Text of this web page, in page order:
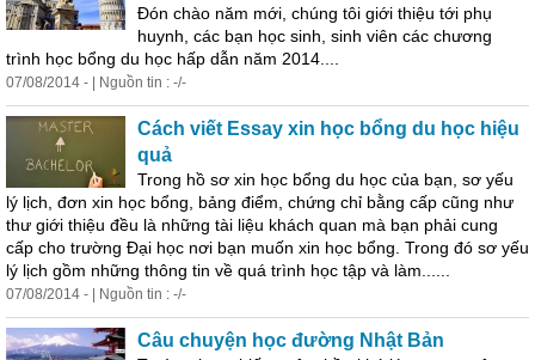
Đón chào năm mới, chúng tôi giới thiệu tới phụ
huynh , các bạn học sinh, sinh viên các chương
trình học bổng du học hấp dẫn năm 2014....
07/08/2014 - | Nguồn tin : -/-
Cách viết Essay xin học bổng du học hiệu
quả
Trong hồ sơ xin học bổng du học của bạn, sơ yếu
lý lịch, đơn xin học bổng, bảng điểm, chứng chỉ bằng cấp cũng như
thư giới thiệu đều là những tài liệu khách quan mà bạn phải cung
cấp cho trường Đại học nơi bạn muốn xin học bổng. Trong đó sơ yếu
lý lịch gồm những thông tin về quá trình học tập và làm......
07/08/2014 - | Nguồn tin : -/-
Câu chuyện học đường Nhật Bản